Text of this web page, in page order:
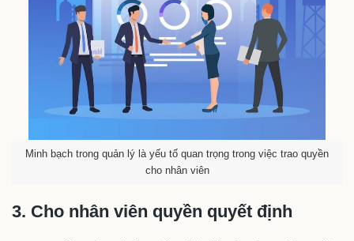
Minh bạch trong quản lý là yếu tố quan trọng trong việc trao quyền
cho nhân viên
3. Cho nhân viên quyền quyết định